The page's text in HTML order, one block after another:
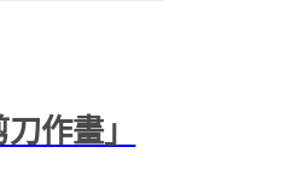
作畫」